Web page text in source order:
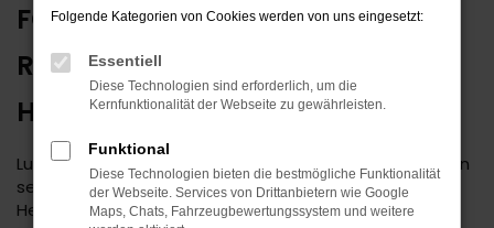
FORD GEBRAUCHTWAGEN:
RUNDUM ZUVERLÄSSIG IN
HERRENBERG UNTERWEGS
Lust auf einen Spartipp aus dem Autohaus Daub? Dann
setzen Sie auf einen Ford Gebrauchtwagen. Für
Herrenberg existiert keine günstigere Variante der
Folgende Kategorien von Cookies werden von uns eingesetzt:
Essentiell
Diese Technologien sind erforderlich, um die
Kernfunktionalität der Webseite zu gewährleisten.
Funktional
Diese Technologien bieten die bestmögliche Funktionalität
der Webseite. Services von Drittanbietern wie Google
Maps, Chats, Fahrzeugbewertungssystem und weitere